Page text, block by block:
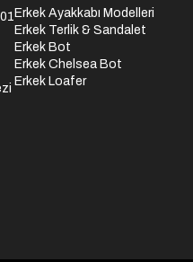
Erkek Ayakkabı Modelleri
Erkek Terlik & Sandalet
Erkek Bot
Erkek Chelsea Bot
Erkek Loafer